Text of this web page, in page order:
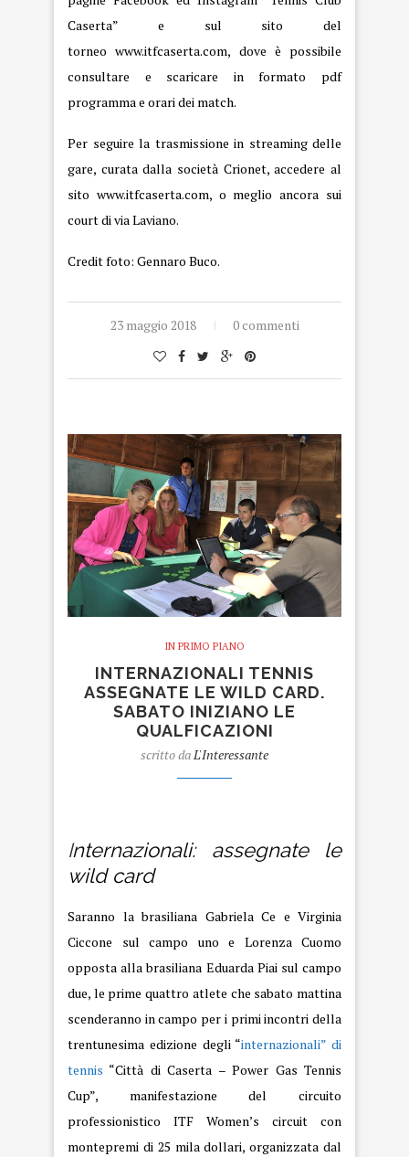
Caserta” e sul sito del
torneowww.itfcaserta.com, dove è possibile
consultare e scaricare in formato pdf
programma e orari dei match.
Per seguire la trasmissione in streaming delle
gare, curata dalla società Crionet, accedere al
sito www.itfcaserta.com, o meglio ancora sui
court di via Laviano.
Credit foto: Gennaro Buco.
23 maggio 2018 0 commenti
IN PRIMO PIANO
INTERNAZIONALI TENNIS
ASSEGNATE LE WILD CARD.
SABATO INIZIANO LE
QUALFICAZIONI
scritto daL'Interessante
Internazionali: assegnate le
wild card
Saranno la brasiliana Gabriela Ce e Virginia
Ciccone sul campo uno e Lorenza Cuomo
opposta alla brasiliana Eduarda Piai sul campo
due, le prime quattro atlete che sabato mattina
scenderanno in campo per i primi incontri della
trentunesima edizione degli “internazionali” di
tennis “Città di Caserta – Power Gas Tennis
Cup”, manifestazione del circuito
professionistico ITF Women’s circuit con
montepremi di 25 mila dollari, organizzata dal